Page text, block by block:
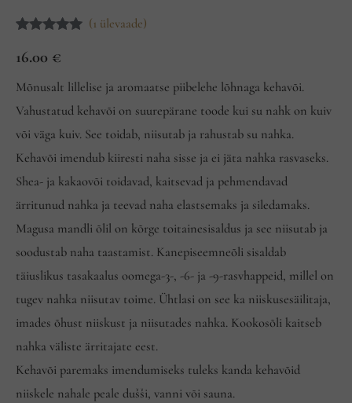
5.00/5 kliendi
põhjal
(1 ülevaade)
16.00 €
Mõnusalt lillelise ja aromaatse piibelehe lõhnaga kehavõi.
Vahustatud kehavõi on suurepärane toode kui su nahk on kuiv
või väga kuiv. See toidab, niisutab ja rahustab su nahka.
Kehavõi imendub kiiresti naha sisse ja ei jäta nahka rasvaseks.
Shea- ja kakaovõi toidavad, kaitsevad ja pehmendavad
ärritunud nahka ja teevad naha elastsemaks ja siledamaks.
Magusa mandli õlil on kõrge toitainesisaldus ja see niisutab ja
soodustab naha taastamist. Kanepiseemneõli sisaldab
täiuslikus tasakaalus oomega-3-, -6- ja -9-rasvhappeid, millel on
tugev nahka niisutav toime. Ühtlasi on see ka niiskusesäilitaja,
imades õhust niiskust ja niisutades nahka. Kookosõli kaitseb
nahka väliste ärritajate eest.
Kehavõi paremaks imendumiseks tuleks kanda kehavõid
niiskele nahale peale dušši, vanni või sauna.